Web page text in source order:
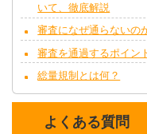
いて、徹底解説
審査になぜ通らないの
審査を通過するポイン
総量規制とは何？
よくある質問